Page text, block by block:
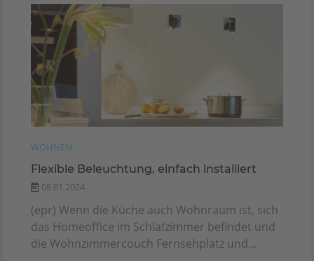
WOHNEN
Flexible Beleuchtung, einfach installiert
08.01.2024
(epr) Wenn die Küche auch Wohnraum ist, sich
das Homeoffice im Schlafzimmer befindet und
die Wohnzimmercouch Fernsehplatz und...